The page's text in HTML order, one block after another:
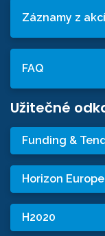
Záznamy z akcí
FAQ
Užitečné
Funding &
Horizon
H2020